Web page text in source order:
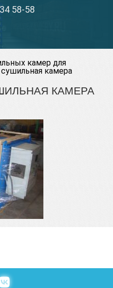
58-58
камер для
камера
КАМЕРА